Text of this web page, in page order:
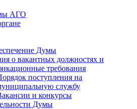
АГО
Думы
о вакантных должностях и
требования
поступления на
службу
и конкурсы
Думы